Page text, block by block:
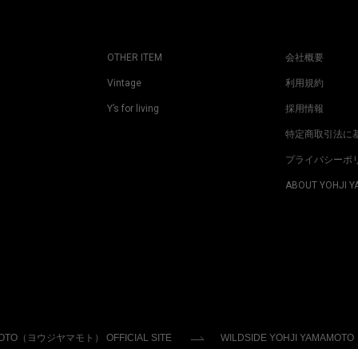
OTHER ITEM
Vintage
Y’s for living
会社概要
利用規約
採用情報
特定商取引法に
プライバシーポ
ABOUT YOHJI
（ヨウジヤマモト） OFFICIAL SITE WILDSIDE YOHJI YAMAMOTO